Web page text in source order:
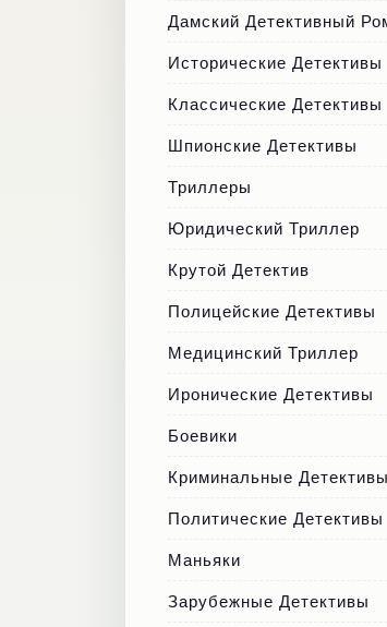
Дамский Детективный
Исторические Детективы
Классические Детективы
Шпионские Детективы
Триллеры
Юридический Триллер
Крутой Детектив
Полицейские Детективы
Медицинский Триллер
Иронические Детективы
Боевики
Криминальные Детективы
Политические Детективы
Маньяки
Зарубежные Детективы